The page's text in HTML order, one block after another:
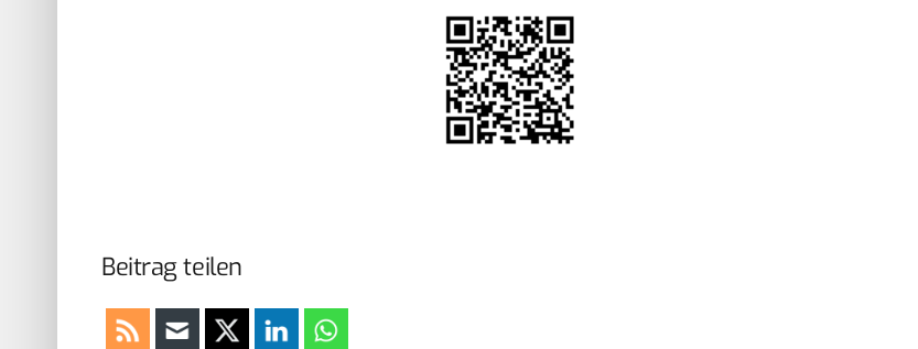
Beitrag teilen